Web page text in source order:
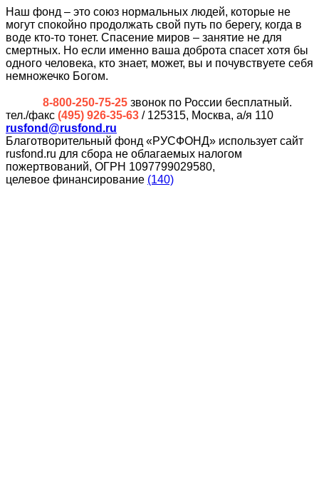
Наш фонд – это союз нормальных людей, которые не
могут спокойно продолжать свой путь по берегу, когда в
воде кто-то тонет. Спасение миров – занятие не для
смертных. Но если именно ваша доброта спасет хотя бы
одного человека, кто знает, может, вы и почувствуете себя
немножечко Богом.
8-800-250-75-25 звонок по России бесплатный.
тел./факс (495) 926-35-63 / 125315, Москва, а/я 110
rusfond@rusfond.ru
Благотворительный фонд «РУСФОНД» использует сайт
rusfond.ru для сбора не облагаемых налогом
пожертвований, ОГРН 1097799029580,
целевое финансирование (140)